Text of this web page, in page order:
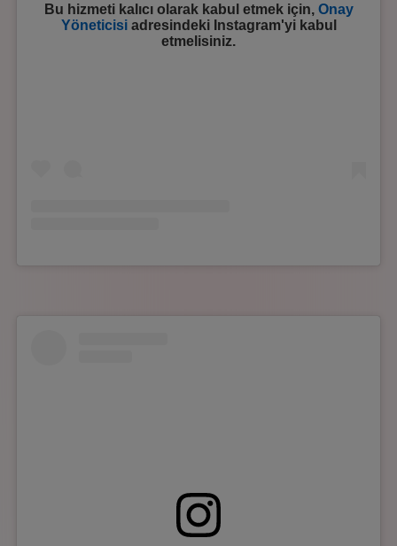
Bu hizmeti kalıcı olarak kabul etmek için, Onay
Yöneticisiadresindeki Instagram'yi kabul
etmelisiniz.